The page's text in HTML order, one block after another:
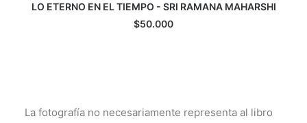
AGREGAR AL CARRITO
LO ETERNO EN EL TIEMPO - SRI RAMANA MAHARSHI
$50.000
La fotografía no necesariamente representa al libro